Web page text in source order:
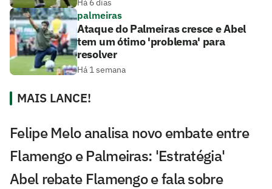
Há 6 dias
palmeiras
Ataque do Palmeiras cresce e Abel
tem um ótimo 'problema' para
resolver
Há 1 semana
MAIS LANCE!
Felipe Melo analisa novo embate entre
Flamengo e Palmeiras: 'Estratégia'
Abel rebate Flamengo e fala sobre